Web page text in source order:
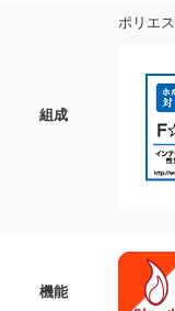
組成
ポリエ
機能